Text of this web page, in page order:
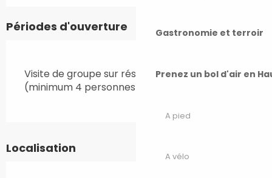
Gastronomie et terroir
Prenez un bol d'air en
A pied
A vélo
Périodes d'ouverture
Visite de groupe sur réservation toute l'année
(minimum 4 personnes)
Localisation